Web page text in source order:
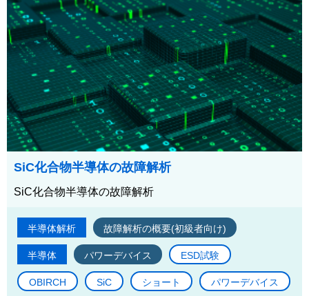
SiC化合物半導体の故障解析
SiC化合物半導体の故障解析
半導体解析 故障解析の概要(初級者向け)
半導体 パワーデバイス ESD試験
OBIRCH SiC ショート パワーデバイス